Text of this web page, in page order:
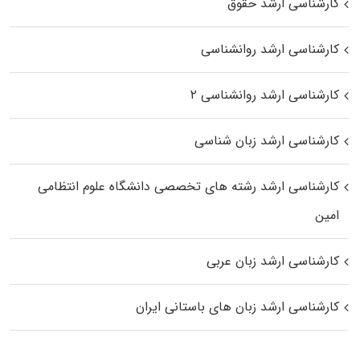
کارشناسی ارشد روانشناسی
کارشناسی ارشد روانشناسی ۲
کارشناسی ارشد زبان شناسی
کارشناسی ارشد رﺷﺘﻪ ﻫﺎی تخصصی داﻧﺸﮕﺎه ﻋﻠﻮم انتظامی
اﻣﻴﻦ
کارشناسی ارشد زبان عربی
کارشناسی ارشد زبان‌ های باستانی ایران